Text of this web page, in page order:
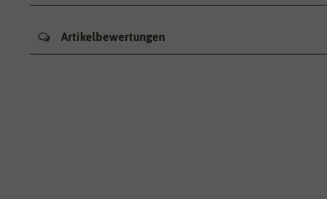
Artikelbewertungen